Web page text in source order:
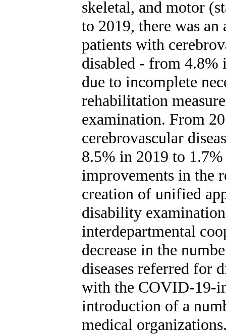
skeletal, and motor
to 2019, there was
patients with
disabled - from 4.8%
due to incomplete
rehabilitation
examination. From
cerebrovascular
8.5% in 2019 to
improvements in the
creation of unified
disability
interdepartmental
decrease in the
diseases referred for
with the COVID-19-
introduction of a
medical